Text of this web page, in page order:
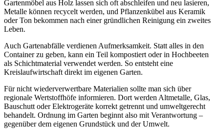
Gartenmöbel aus Holz lassen sich oft abschleifen und neu lasieren,
Metalle können recycelt werden, und Pflanzenkübel aus Keramik
oder Ton bekommen nach einer gründlichen Reinigung ein zweites
Leben.
Auch Gartenabfälle verdienen Aufmerksamkeit. Statt alles in den
Container zu geben, kann ein Teil kompostiert oder in Hochbeeten
als Schichtmaterial verwendet werden. So entsteht eine
Kreislaufwirtschaft direkt im eigenen Garten.
Für nicht wiederverwertbare Materialien sollte man sich über
regionale Wertstoffhöfe informieren. Dort werden Altmetalle, Glas,
Bauschutt oder Elektrogeräte korrekt getrennt und umweltgerecht
behandelt. Ordnung im Garten beginnt also mit Verantwortung –
gegenüber dem eigenen Grundstück und der Umwelt.